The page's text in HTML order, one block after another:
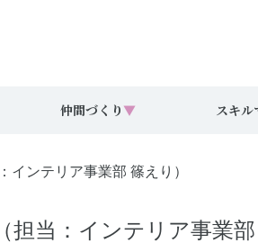
仲間づくり ▼ スキル
インテリア事業部 篠えり）
当：インテリア事業